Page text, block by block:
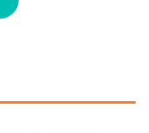
um plano de